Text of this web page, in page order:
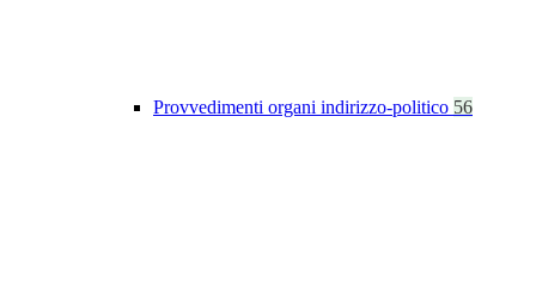
Provvedimenti organi indirizzo-politico 56